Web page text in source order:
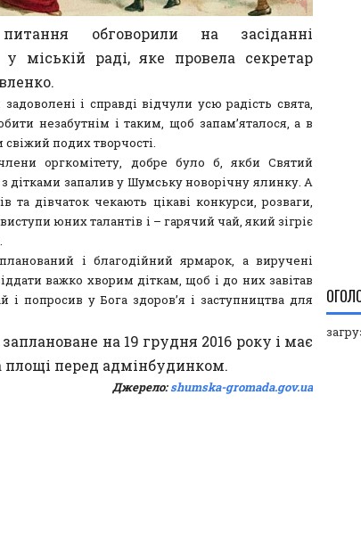
обговорили на засіданні
у міській раді, яке провела секретар
і справді відчули усю радість свята,
незабутнім і таким, щоб запам’яталося, а в
свіжий подих творчості.
оргкомітету, добре було б, якби Святий
дітками запалив у Шумську новорічну ялинку. А
та дівчаток чекають цікаві конкурси, розваги,
юних талантів і – гарячий чай, який зігріє
і благодійний ярмарок, а виручені
важко хворим діткам, щоб і до них завітав
і попросив у Бога здоров’я і заступництва для
на 19 грудня 2016 року і має
площі перед адмінбудинком.
Джерело:shumska-gromada.gov.ua